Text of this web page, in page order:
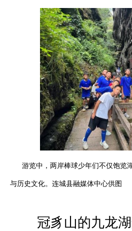
游览中，两岸棒球少年们不仅饱览
与历史文化。连城县融媒体中心供图
冠豸山的九龙湖